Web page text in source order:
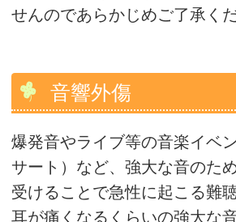
せんのであらかじめご了承くだ
音響外傷
爆発音やライブ等の音楽イベ
サート）など、強大な音のた
受けることで急性に起こる難
耳が痛くなるくらいの強大な